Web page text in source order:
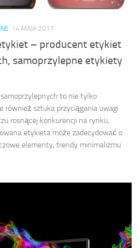
14 MAJA 2017
– producent etykiet
samoprzylepne etykiety
to nie tylko
również sztuka przyciągania uwagi
rosnącej konkurencji na rynku,
etykieta może zadecydować o
elementy, trendy minimalizmu